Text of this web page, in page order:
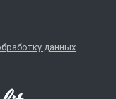
данных